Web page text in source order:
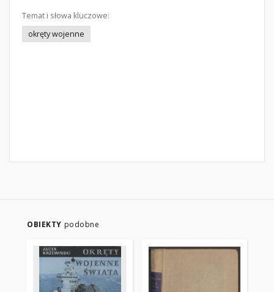
Temat i słowa kluczowe:
okręty wojenne
OBIEKTY podobne